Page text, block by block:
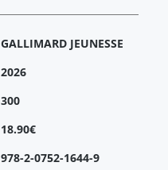
GALLIMARD JEUNESSE
2026
300
18.90€
978-2-0752-1644-9